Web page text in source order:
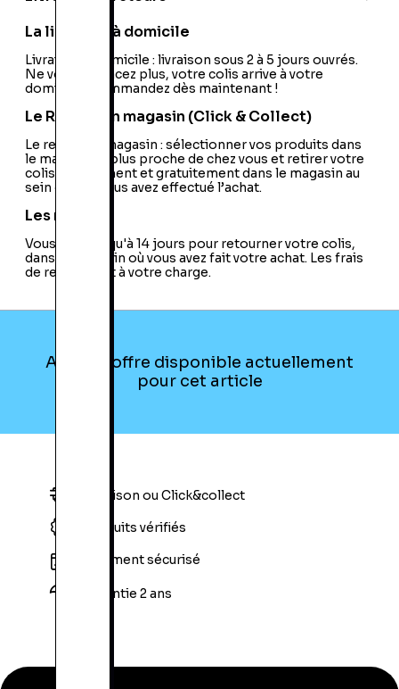
Nom du développeur:Altron
La livraison à domicile
Livraison à domicile : livraison sous 2 à 5 jours ouvrés.
Ne vous déplacez plus, votre colis arrive à votre
domicile ! Commandez dès maintenant !
Le Retrait en magasin (Click & Collect)
Le retrait en magasin : sélectionner vos produits dans
le magasin le plus proche de chez vous et retirer votre
colis directement et gratuitement dans le magasin au
sein duquel vous avez effectué l’achat.
Les retours
Vous avez jusqu'à 14 jours pour retourner votre colis,
dans le magasin où vous avez fait votre achat. Les frais
de retour sont à votre charge.
Aucune offre disponible actuellement
pour cet article
Livraison ou Click&collect
Produits vérifiés
Paiement sécurisé
Garantie 2 ans